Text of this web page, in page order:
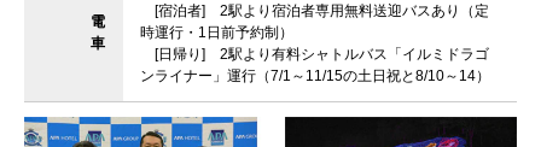
電
車
[宿泊者] 2駅より宿泊者専用無料送迎バスあり（定
時運行・1日前予約制）
[日帰り] 2駅より有料シャトルバス「イルミドラゴ
ンライナー」運行（7/1～11/15の土日祝と8/10～14）